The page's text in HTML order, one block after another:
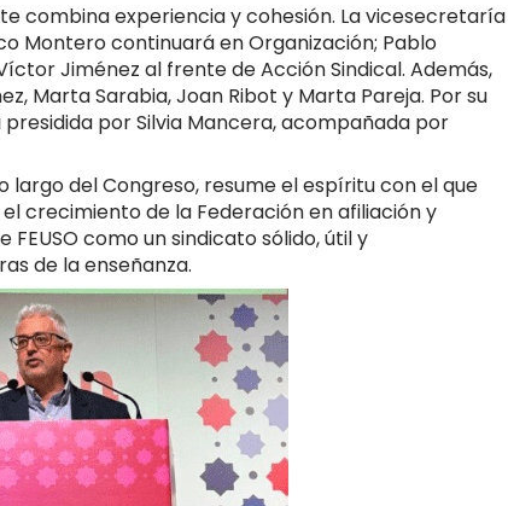
combina experiencia y cohesión. La vicesecretaría
Montero continuará en Organización; Pablo
Jiménez al frente de Acción Sindical. Además,
Marta Sarabia, Joan Ribot y Marta Pareja. Por su
por Silvia Mancera, acompañada por
largo del Congreso, resume el espíritu con el que
crecimiento de la Federación en afiliación y
como un sindicato sólido, útil y
de la enseñanza.